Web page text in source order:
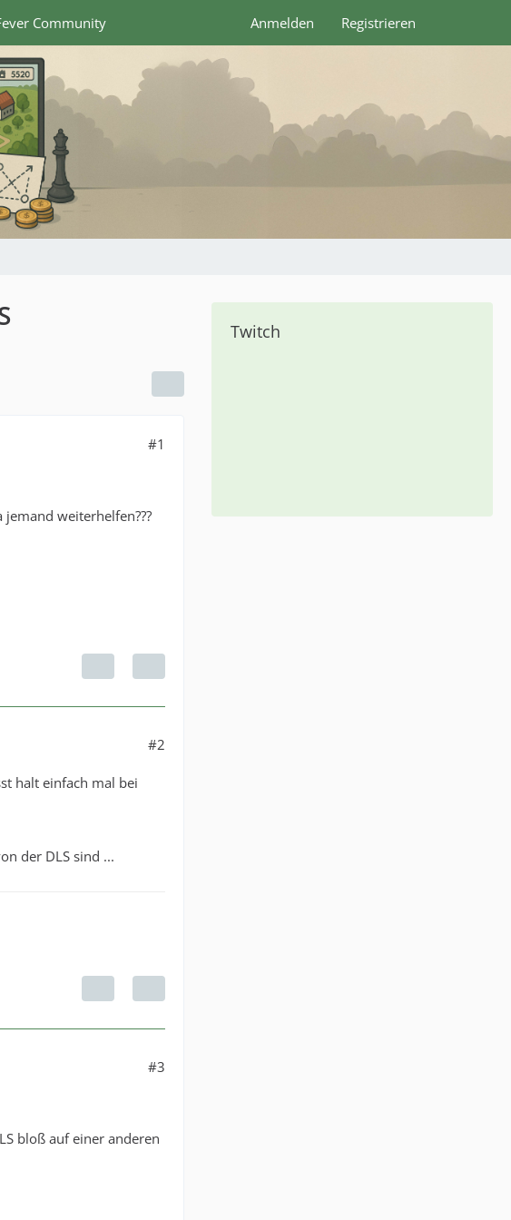
Community Anmelden Registrieren
#1
weiterhelfen???
#2
halt einfach mal bei
der DLS sind ...
#3
bloß auf einer anderen
Twitch